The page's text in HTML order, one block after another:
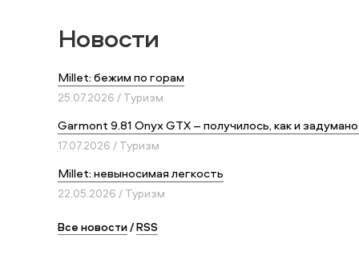
Новости
Millet: бежим по горам
25.07.2026 / Туризм
Garmont 9.81 Onyx GTX – получилось, как и
17.07.2026 / Туризм
Millet: невыносимая легкость
22.05.2026 / Туризм
Все новости/RSS